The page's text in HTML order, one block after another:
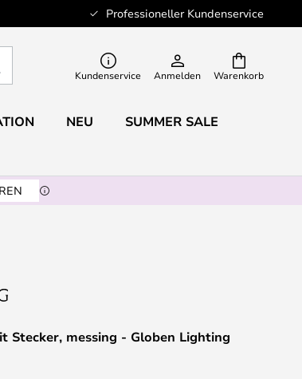
Professioneller Kundenservice
Warenkorb
Kundenservice Anmelden
NEU SUMMER SALE
Stecker, messing - Globen Lighting